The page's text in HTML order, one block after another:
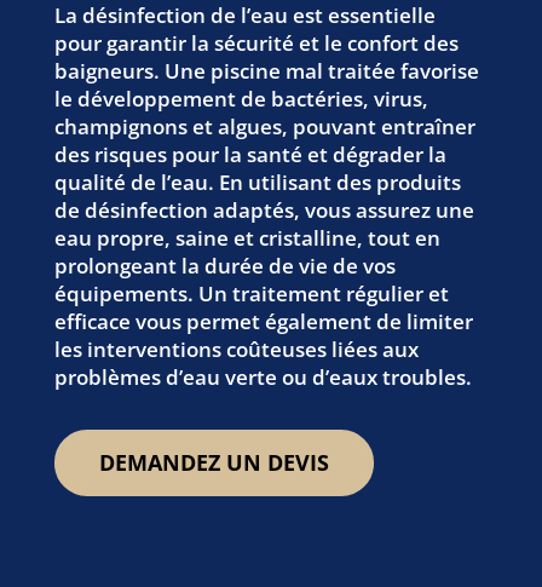
La désinfection de l’eau est essentielle
pour garantir la sécurité et le confort des
baigneurs. Une piscine mal traitée favorise
le développement de bactéries, virus,
champignons et algues, pouvant entraîner
des risques pour la santé et dégrader la
qualité de l’eau. En utilisant des produits
de désinfection adaptés, vous assurez une
eau propre, saine et cristalline, tout en
prolongeant la durée de vie de vos
équipements. Un traitement régulier et
efficace vous permet également de limiter
les interventions coûteuses liées aux
problèmes d’eau verte ou d’eaux troubles.
DEMANDEZ UN DEVIS